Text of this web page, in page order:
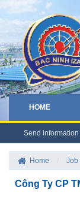
HOME
Send information
Home Job
Công Ty CP